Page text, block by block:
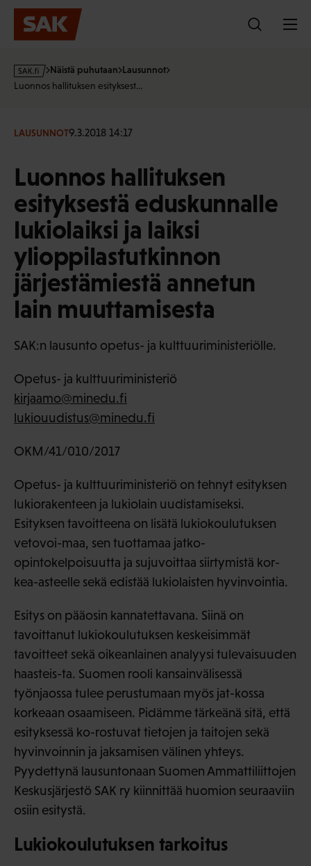
Hyppää
sisältöön
s
a
f
Näistä puhutaan Lausunnot
Luonnos hallituksen esityksest…
LAUSUNNOT9.3.2018 14:17
Luonnos hallituksen
esityksestä eduskunnalle
lukiolaiksi ja laiksi
ylioppilastutkinnon
järjestämiestä annetun
lain muuttamisesta
SAK:n lausunto opetus- ja kulttuuriministeriölle.
Opetus- ja kulttuuriministeriö
kirjaamo@minedu.fi
lukiouudistus@minedu.fi
OKM/41/010/2017
Opetus- ja kulttuuriministeriö on tehnyt esityksen
lukiorakenteen ja lukiolain uudistamiseksi.
Esityksen tavoitteena on lisätä lukiokoulutuksen
vetovoi-maa, sen tuottamaa jatko-
opintokelpoisuutta ja sujuvoittaa siirtymistä kor-
kea-asteelle sekä edistää lukiolaisten hyvinvointia.
Esitys on pääosin kannatettavana. Siinä on
tavoittanut lukiokoulutuksen keskeisimmät
tavoitteet sekä oikeanlainen analyysi tulevaisuuden
haasteis-ta. Suomen rooli kansainvälisessä
työnjaossa tulee perustumaan myös jat-kossa
korkeaan osaamiseen. Pidämme tärkeänä sitä, että
esityksessä ko-rostuvat tietojen ja taitojen sekä
hyvinvoinnin ja jaksamisen välinen yhteys.
Pyydettynä lausuntonaan Suomen Ammattiliittojen
Keskusjärjestö SAK ry kiinnittää huomion seuraaviin
osiin esitystä.
Lukiokoulutuksen tarkoitus